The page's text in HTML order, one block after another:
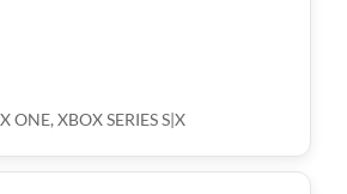
ONE, XBOX SERIES S|X